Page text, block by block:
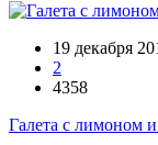
19 декабря
2
4358
Галета с лимоном